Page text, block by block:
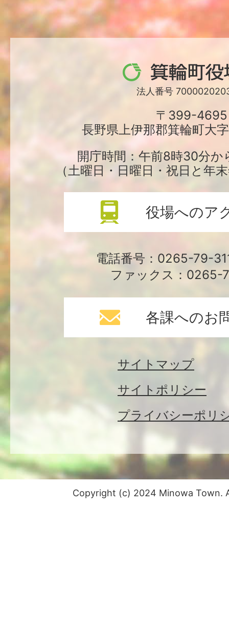
箕
輪
役
場
法人番号
〒399-4695
長野県上伊那郡箕輪町大
開庁時間：午前8時30分か
（土曜日・日曜日・祝日と年
役場へのア
電話番号：0265-79-
ファックス：0265-
各課へのお
サイトマップ
サイトポリシー
プライバシーポリ
Copyright (c) 2024 Minowa Town.